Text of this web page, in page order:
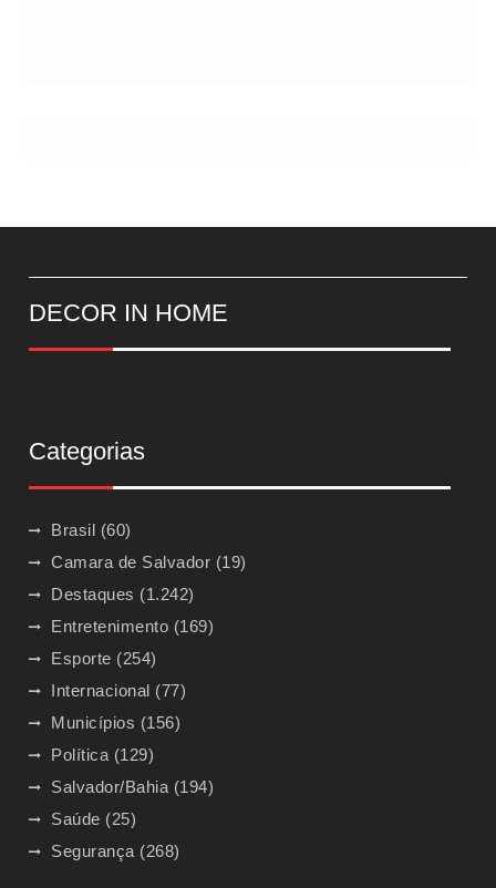
DECOR IN HOME
Categorias
Brasil (60)
Camara de Salvador (19)
Destaques (1.242)
Entretenimento (169)
Esporte (254)
Internacional (77)
Municípios (156)
Política (129)
Salvador/Bahia (194)
Saúde (25)
Segurança (268)